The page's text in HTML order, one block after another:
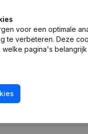
- Aandelen -
voor een optimale
te verbeteren. Deze
pagina's